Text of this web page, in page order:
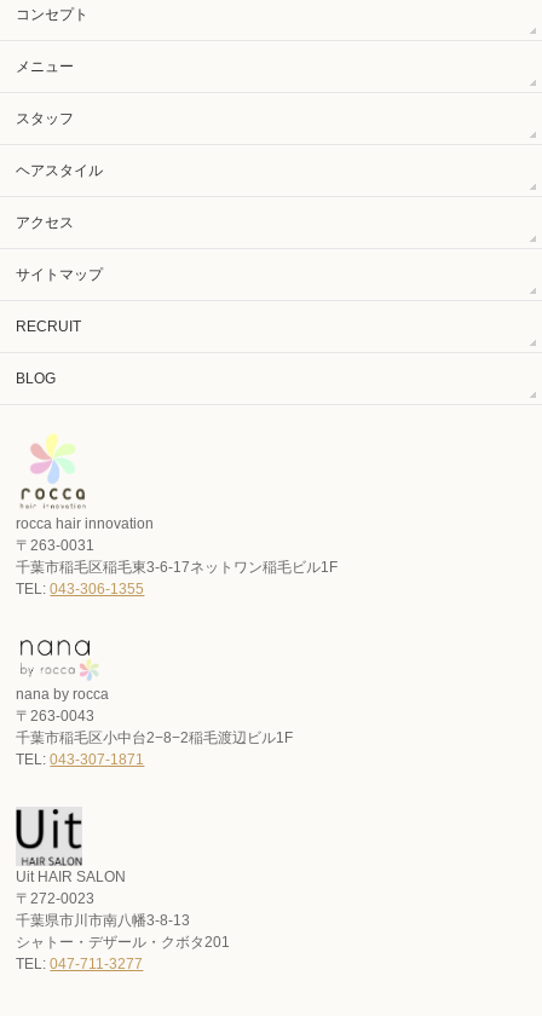
コンセプト
メニュー
スタッフ
ヘアスタイル
アクセス
サイトマップ
RECRUIT
BLOG
rocca hair innovation
〒263-0031
千葉市稲毛区稲毛東3-6-17ネットワン稲毛ビル1F
TEL:043-306-1355
nana by rocca
〒263-0043
千葉市稲毛区小中台2−8−2稲毛渡辺ビル1F
TEL:043-307-1871
Uit HAIR SALON
〒272-0023
千葉県市川市南八幡3-8-13
シャトー・デザール・クボタ201
TEL:047-711-3277